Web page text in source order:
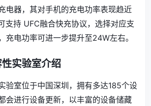
电器，其对手机的充电功率表现趋近
支持 UFC融合快充协议，选择对应支
充电功率可进一步提升至24W左右。
实验室介绍
验室位于中国深圳，拥有多达185个设
会进行设备更新，以丰富的设备储藏